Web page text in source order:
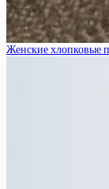
Женские хлопковые